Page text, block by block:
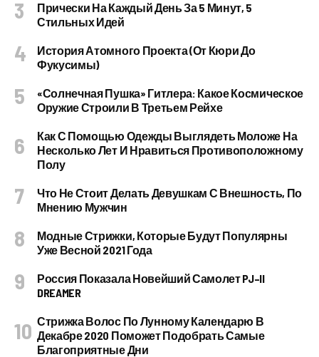
Прически На Каждый День За 5 Минут, 5
Стильных Идей
История Атомного Проекта (от Кюри До
Фукусимы)
«Солнечная Пушка» Гитлера: Какое Космическое
Оружие Строили В Третьем Рейхе
Как С Помощью Одежды Выглядеть Моложе На
Несколько Лет И Нравиться Противоположному
Полу
Что Не Стоит Делать Девушкам С Внешность, По
Мнению Мужчин
Модные Стрижки, Которые Будут Популярны
Уже Весной 2021 Года
Россия Показала Новейший Самолет PJ–II
DREAMER
Стрижка Волос По Лунному Календарю В
Декабре 2020 Поможет Подобрать Самые
Благоприятные Дни